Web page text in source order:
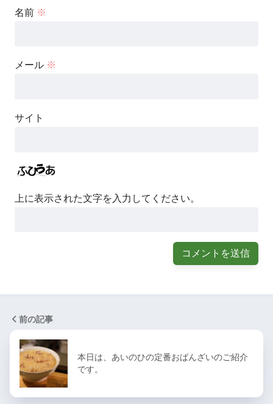
名前 ※
メール ※
サイト
上に表示された文字を入力してください。
前の記事
本日は、あいのひの定番おばんざいのご紹介
です。